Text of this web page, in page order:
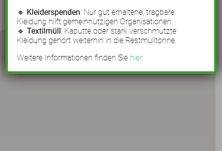
🔹 Kleiderspenden: Nur gut erhaltene, tragbare
Kleidung hilft gemeinnützigen Organisationen.
🔹Textilmüll: Kaputte oder stark verschmutzte
Kleidung gehört weiterhin in die Restmülltonne.
Weitere Informationen finden Sie hier.